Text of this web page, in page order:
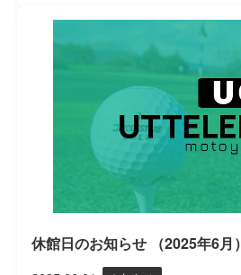
休館日のお知らせ （2025年6月）